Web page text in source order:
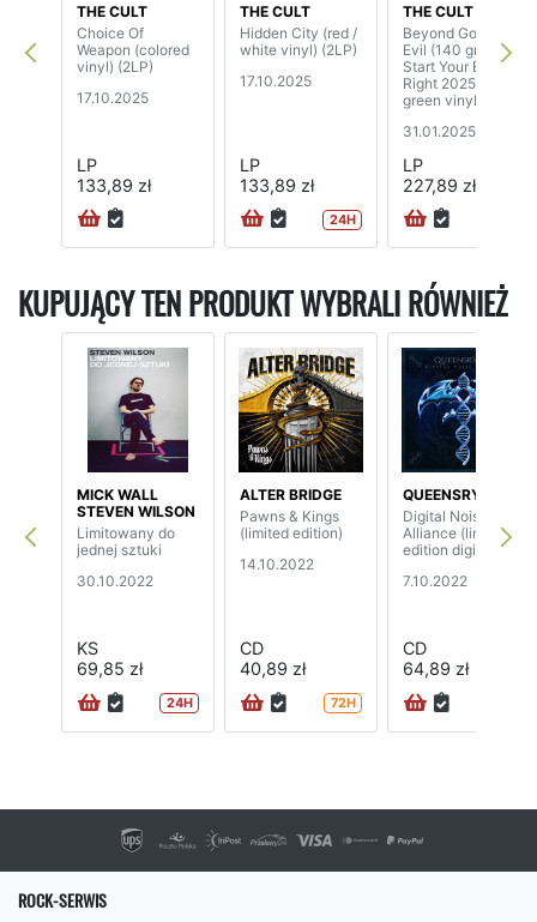
THE CULT
Choice Of
Weapon (colored
vinyl) (2LP)
17.10.2025
LP
133,89 zł
THE CULT
Hidden City (red /
white vinyl) (2LP)
17.10.2025
LP
133,89 zł
24H
THE CULT
Beyond Good And
Evil (140 grams,
Start Your Ear Off
Right 2025, red /
green vinyl) (2LP)
31.01.2025
LP
227,89 zł
KUPUJĄCY TEN PRODUKT WYBRALI RÓWNIEŻ
MICK WALL
STEVEN WILSON
Limitowany do
jednej sztuki
30.10.2022
KS
69,85 zł
24H
ALTER BRIDGE
Pawns & Kings
(limited edition)
14.10.2022
CD
40,89 zł
72H
QUEENSRYCHE
Digital Noise
Alliance (limited
edition digipak)
7.10.2022
CD
64,89 zł
ROCK-SERWIS